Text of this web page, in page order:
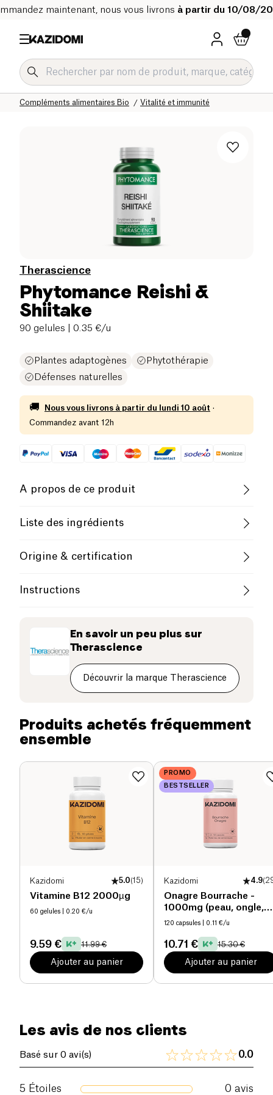
maintenant, nous vous livrons à partir du 10/08/
Vitalité et immunité
Compléments alimentaires Bio
Bien-être & Santé
Notre catalogue bio
Accueil
Produits achetés fréquemment
ensemble
Kazidomi 5.0(15)
Vitamine B12 2000µg
60 gelules | 0.20 €/u
9.59 € 11.99 €
Ajouter au panier
PROMO
BESTSELLER
Kazidomi 4.9(
Onagre Bourrache -
1000mg (peau, ongle,
cheveux) bio
120 capsules | 0.11 €/u
10.71 € 15.30 €
Ajouter au panier
Therascience
Phytomance Reishi &
Shiitake
90 gelules | 0.35 €/u
Plantes adaptogènes
Phytothérapie
Défenses naturelles
🚚 Nous vous livrons à partir du lundi 10 août ·
Commandez avant 12h
A propos de ce produit
maintenir unebonne circulation sanguine
Liste des ingrédients
polysaccharides, extrait de shiitake (Lentinula
Origine & certification
Instructions
Prendre 2 gélules 2 fois par jour avant les principaux
En savoir un peu plus sur
Therascience
Découvrir la marque Therascience
Les avis de nos clients
Basé sur 0 avi(s) 0.0
5 Étoiles 0 avis